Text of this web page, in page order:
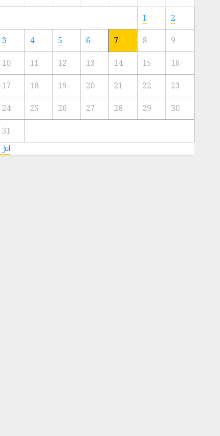
Artis
Kota
23/11/2024
0
1 2
3 4 5 6 7 8 9
10 11 12 13 14 15 16
17 18 19 20 21 22 23
24 25 26 27 28 29 30
31